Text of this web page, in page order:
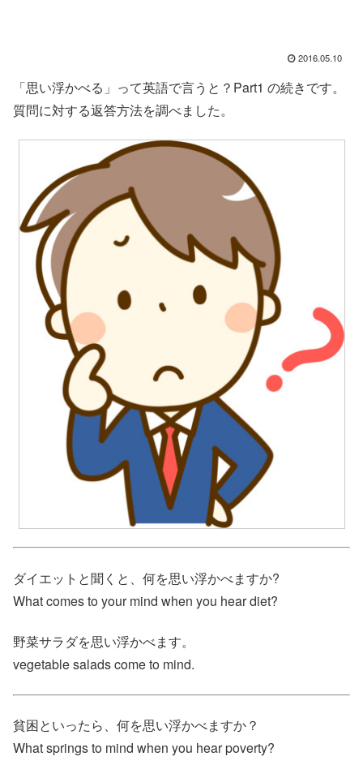
2016.05.10
「思い浮かべる」って英語で言うと？Part1 の続きです。
質問に対する返答方法を調べました。
ダイエットと聞くと、何を思い浮かべますか?
What comes to your mind when you hear diet?
野菜サラダを思い浮かべます。
vegetable salads come to mind.
貧困といったら、何を思い浮かべますか？
What springs to mind when you hear poverty?